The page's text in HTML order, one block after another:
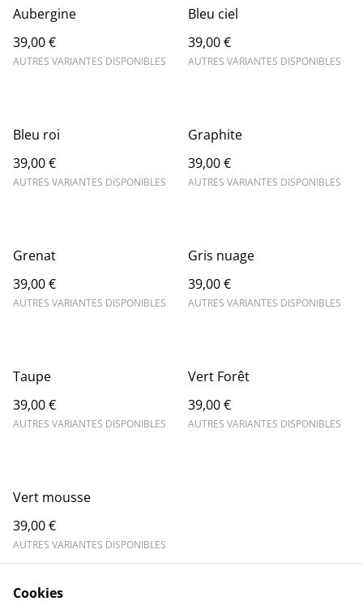
Aubergine
39,00 €
AUTRES VARIANTES DISPONIBLES
Bleu ciel
39,00 €
AUTRES VARIANTES DISPONIBLES
Bleu roi
39,00 €
AUTRES VARIANTES DISPONIBLES
Graphite
39,00 €
AUTRES VARIANTES DISPONIBLES
Grenat
39,00 €
AUTRES VARIANTES DISPONIBLES
Gris nuage
39,00 €
AUTRES VARIANTES DISPONIBLES
Taupe
39,00 €
AUTRES VARIANTES DISPONIBLES
Vert Forêt
39,00 €
AUTRES VARIANTES DISPONIBLES
Vert mousse
39,00 €
AUTRES VARIANTES DISPONIBLES
Cookies